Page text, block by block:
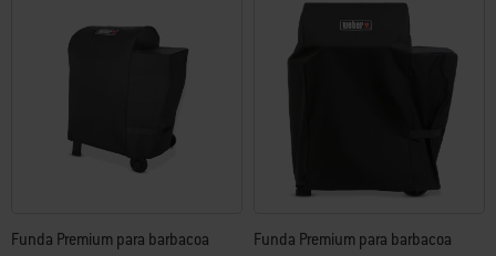
Funda Premium para barbacoa Funda Premium para barbacoa